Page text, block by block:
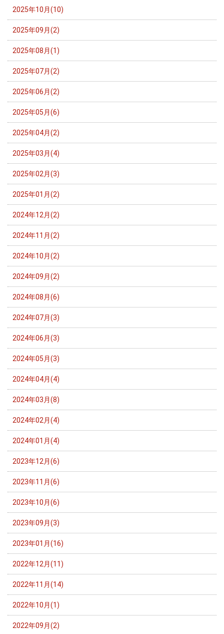
2025年10月(10)
2025年09月(2)
2025年08月(1)
2025年07月(2)
2025年06月(2)
2025年05月(6)
2025年04月(2)
2025年03月(4)
2025年02月(3)
2025年01月(2)
2024年12月(2)
2024年11月(2)
2024年10月(2)
2024年09月(2)
2024年08月(6)
2024年07月(3)
2024年06月(3)
2024年05月(3)
2024年04月(4)
2024年03月(8)
2024年02月(4)
2024年01月(4)
2023年12月(6)
2023年11月(6)
2023年10月(6)
2023年09月(3)
2023年01月(16)
2022年12月(11)
2022年11月(14)
2022年10月(1)
2022年09月(2)